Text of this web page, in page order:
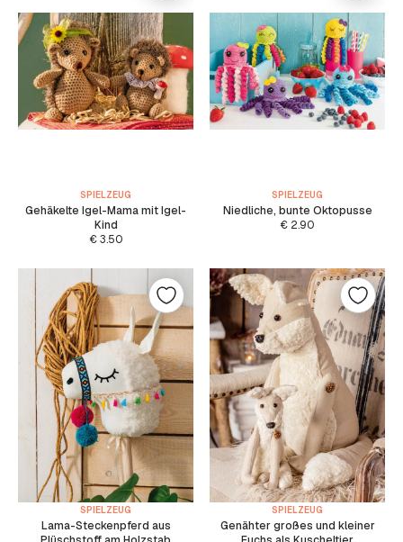
SPIELZEUG
Gehäkelte Igel-Mama mit Igel-
Kind
€3.50
SPIELZEUG
Niedliche, bunte Oktopusse
€ 2.90
SPIELZEUG
Lama-Steckenpferd aus
SPIELZEUG
Genähter großes und kleiner